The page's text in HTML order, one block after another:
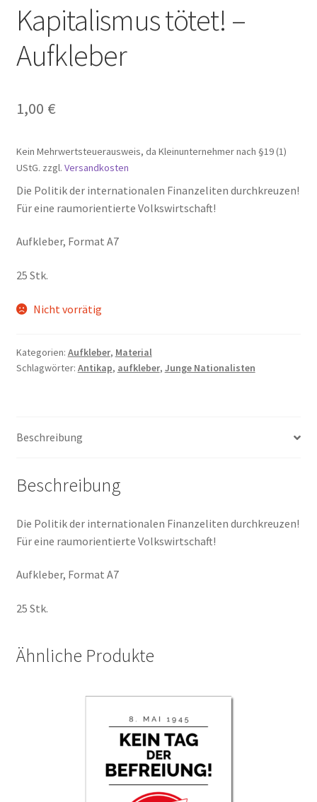
Kapitalismus tötet! –
Aufkleber
1,00 €
Kein Mehrwertsteuerausweis, da Kleinunternehmer nach §19 (1)
UStG. zzgl. Versandkosten
Die Politik der internationalen Finanzeliten durchkreuzen!
Für eine raumorientierte Volkswirtschaft!
Aufkleber, Format A7
25 Stk.
Nicht vorrätig
Kategorien: Aufkleber, Material
Schlagwörter: Antikap, aufkleber, Junge Nationalisten
Beschreibung
Beschreibung
Die Politik der internationalen Finanzeliten durchkreuzen!
Für eine raumorientierte Volkswirtschaft!
Aufkleber, Format A7
25 Stk.
Ähnliche Produkte